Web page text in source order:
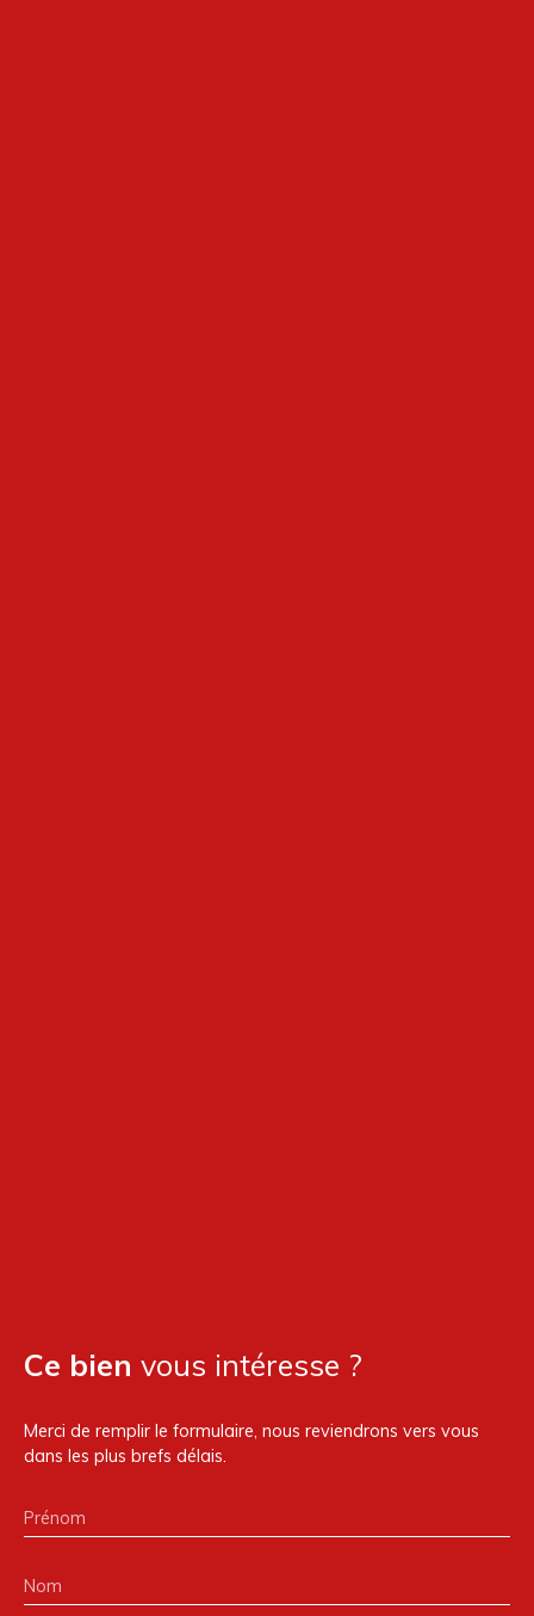
Ce bien vous intéresse ?
Merci de remplir le formulaire, nous reviendrons vers vous
dans les plus brefs délais.
Prénom
Nom